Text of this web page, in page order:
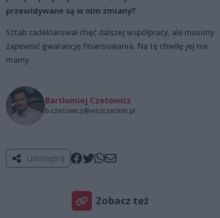
przewidywane są w nim zmiany?
Sztab zadeklarował chęć dalszej współpracy, ale musimy
zapewnić gwarancję finansowania. Na tę chwilę jej nie
mamy.
Bartłomiej Czetowicz
b.czetowicz@wszczecinie.pl
Udostępnij
Zobacz też